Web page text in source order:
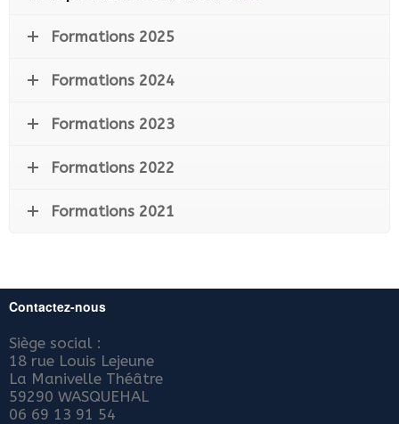
Formations 2025
Formations 2024
Formations 2023
Formations 2022
Formations 2021
Contactez-nous
Siège social :
18 rue Louis Lejeune
La Manivelle Théâtre
59290 WASQUEHAL
06 69 13 91 54